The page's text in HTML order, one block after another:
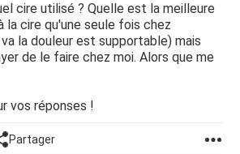
cire utilisé ? Quelle est la meilleure
la cire qu'une seule fois chez
la douleur est supportable) mais
de le faire chez moi. Alors que me
vos réponses !
Partager